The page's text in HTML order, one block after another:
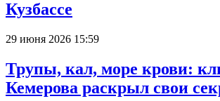
Кузбассе
29 июня 2026 15:59
Трупы, кал, море крови:
Кемерова раскрыл свои